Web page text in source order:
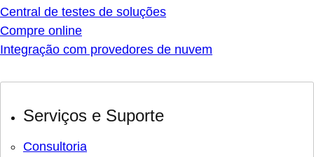
Central de testes de soluções
Compre online
Integração com provedores de nuvem
Serviços e Suporte
Consultoria